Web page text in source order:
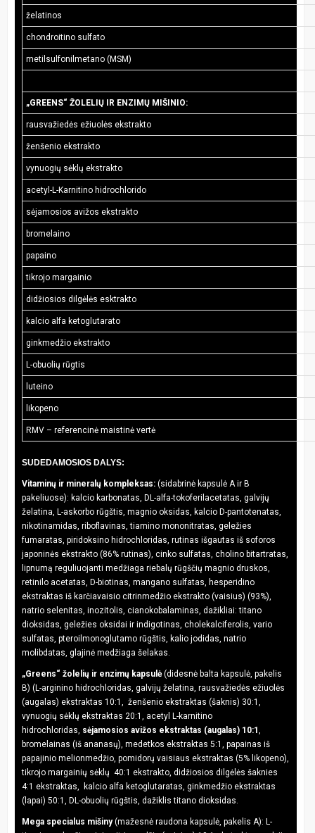
želatinos
chondroitino sulfato
metilsulfonilmetano (MSM)
„GREENS“ ŽOLELIŲ IR ENZIMŲ MIŠINIO:
rausvažiedės ežiuolės ekstrakto
ženšenio ekstrakto
vynuogių sėklų ekstrakto
acetyl-L-Karnitino hidrochlorido
sėjamosios avižos ekstrakto
bromelaino
papaino
tikrojo margainio
didžiosios dilgėlės esktrakto
kalcio alfa ketoglutarato
ginkmedžio ekstrakto
L-obuolių rūgtis
luteino
likopeno
RMV – referencinė maistinė vertė
SUDEDAMOSIOS DALYS:
Vitaminų ir mineralų kompleksas: (sidabrinė kapsulė A ir B
pakeliuose): kalcio karbonatas, DL-alfa-tokoferilacetatas, galvijų
želatina, L-askorbo rūgštis, magnio oksidas, kalcio D-pantotenatas,
nikotinamidas, riboflavinas, tiamino mononitratas, geležies
fumaratas, piridoksino hidrochloridas, rutinas išgautas iš soforos
japoninės ekstrakto (86% rutinas), cinko sulfatas, cholino bitartratas,
lipnumą reguliuojanti medžiaga riebalų rūgščių magnio druskos,
retinilo acetatas, D-biotinas, mangano sulfatas, hesperidino
ekstraktas iš karčiavaisio citrinmedžio ekstrakto (vaisius) (93%),
natrio selenitas, inozitolis, cianokobalaminas, dažikliai: titano
dioksidas, geležies oksidai ir indigotinas, cholekalciferolis, vario
sulfatas, pteroilmonoglutamo rūgštis, kalio jodidas, natrio
molibdatas, glajinė medžiaga šelakas.
„Greens“ žolelių ir enzimų kapsulė(didesnė balta kapsulė, pakelis
B) (L-arginino hidrochloridas, galvijų želatina, rausvažiedės ežiuolės
(augalas) ekstraktas 10:1, ženšenio ekstraktas (šaknis) 30:1,
vynuogių sėklų ekstraktas 20:1, acetyl L-karnitino
hidrochloridas, sėjamosios avižos ekstraktas (augalas) 10:1 ,
bromelainas (iš ananasų), medetkos ekstraktas 5:1, papainas iš
papajinio melionmedžio, pomidorų vaisiaus ekstraktas (5% likopeno),
tikrojo margainių sėklų 40:1 ekstrakto, didžiosios dilgėlės šaknies
4:1 ekstraktas, kalcio alfa ketoglutaratas, ginkmedžio ekstraktas
(lapai) 50:1, DL-obuolių rūgštis, dažiklis titano dioksidas.
Mega specialus mišiny(mažesnė raudona kapsulė, pakelis A): L-